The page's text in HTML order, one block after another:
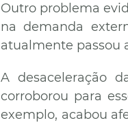
Outro problema
na demanda
atualmente passou
A desaceleração
corroborou para
exemplo, acabou